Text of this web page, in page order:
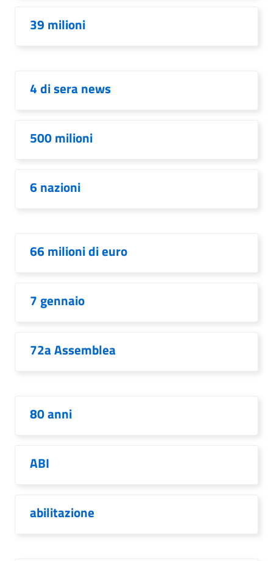
39 milioni
4 di sera news
500 milioni
6 nazioni
66 milioni di euro
7 gennaio
72a Assemblea
80 anni
ABI
abilitazione